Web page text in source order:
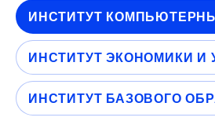
ИНСТИТУТ
ИНСТИТУТ ЭКОНОМИКИ И
ИНСТИТУТ БАЗОВОГО